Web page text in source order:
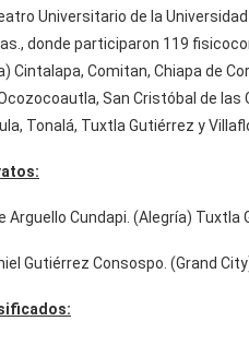
Universitario de la
donde participaron 119
Cintalapa, Comitan, Chiapa de
San Cristóbal de las
Tonalá, Tuxtla Gutiérrez y
Arguello Cundapi. (Alegría) Tuxtla
Gutiérrez Consospo. (Grand